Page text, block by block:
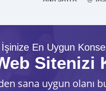
İşinize En Uygun
Sitenizi
sana uygun olanı